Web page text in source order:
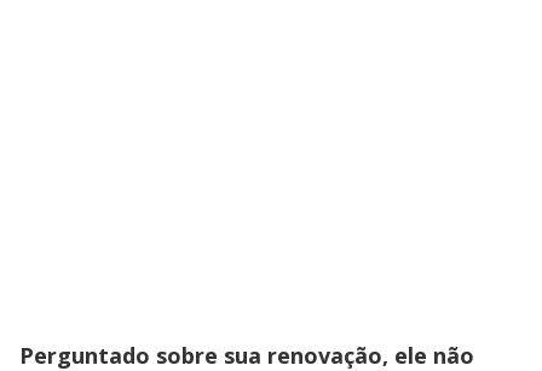
Perguntado sobre sua renovação, ele não